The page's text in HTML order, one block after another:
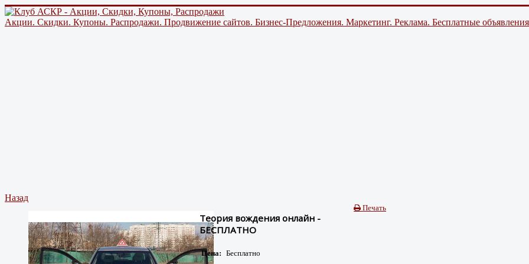
Акции. Скидки. Купоны. Распродажи. Продвижение сайтов. Бизнес-Предложения. Маркетинг. Реклама. Бесплатные
Назад
Печать
Теория вождения онлайн -
БЕСПЛАТНО
Цена: Бесплатно